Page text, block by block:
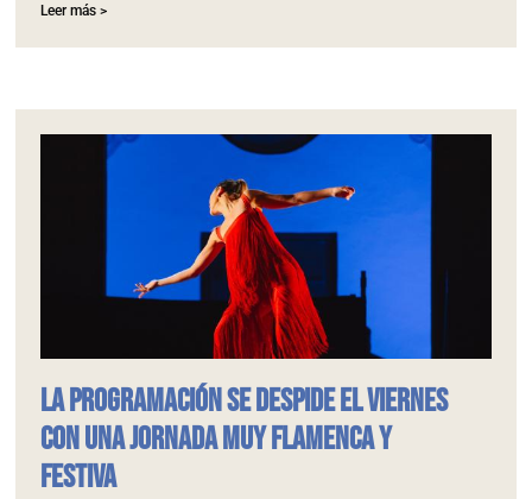
Leer más >
La programación se despide el viernes
con una jornada muy flamenca y
festiva